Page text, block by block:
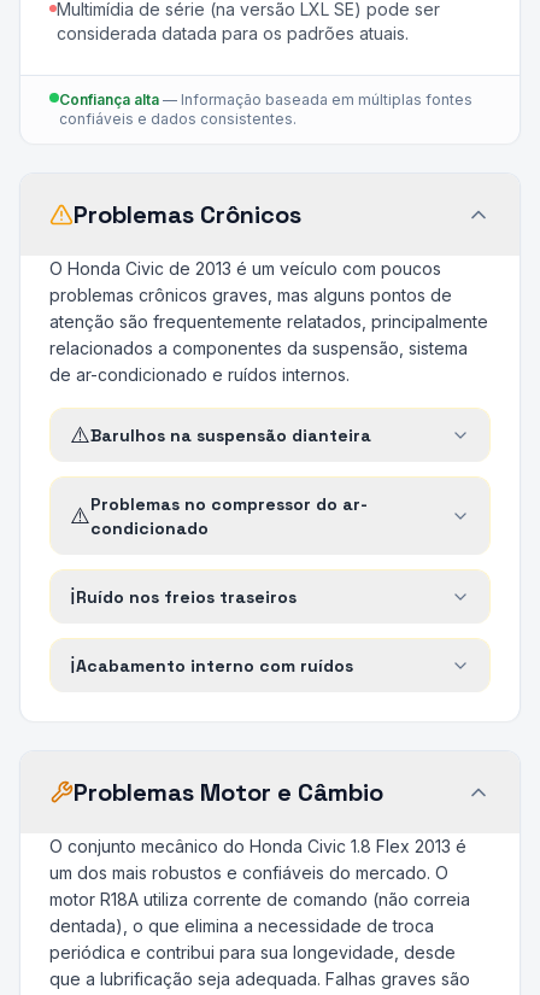
Multimídia de série (na versão LXL SE) pode ser
considerada datada para os padrões atuais.
Confiança alta — Informação baseada em múltiplas fontes
confiáveis e dados consistentes.
Problemas Crônicos
O Honda Civic de 2013 é um veículo com poucos
problemas crônicos graves, mas alguns pontos de
atenção são frequentemente relatados, principalmente
relacionados a componentes da suspensão, sistema
de ar-condicionado e ruídos internos.
⚠️Barulhos na suspensão dianteira
⚠️Problemas no compressor do ar-
condicionado
ℹ️Ruído nos freios traseiros
ℹ️Acabamento interno com ruídos
Problemas Motor e Câmbio
O conjunto mecânico do Honda Civic 1.8 Flex 2013 é
um dos mais robustos e confiáveis do mercado. O
motor R18A utiliza corrente de comando (não correia
dentada), o que elimina a necessidade de troca
periódica e contribui para sua longevidade, desde
que a lubrificação seja adequada. Falhas graves são